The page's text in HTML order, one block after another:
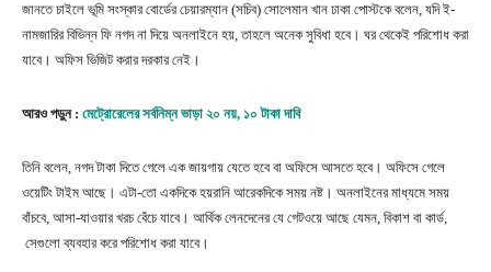
জানতে চাইলে ভূমি সংস্কার বোর্ডের চেয়ারম্যান (সচিব) সোলেমান খান ঢাকা পোস্টকে বলেন, যদি ই-
নামজারির বিভিন্ন ফি নগদ না দিয়ে অনলাইনে হয়, তাহলে অনেক সুবিধা হবে। ঘর থেকেই পরিশোধ করা
যাবে। অফিস ভিজিট করার দরকার নেই।
আরও পড়ুন : মেট্রোরেলের সর্বনিম্ন ভাড়া ২০ নয়, ১০ টাকা দাবি
তিনি বলেন, নগদ টাকা দিতে গেলে এক জায়গায় যেতে হবে বা অফিসে আসতে হবে। অফিসে গেলে
ওয়েটিং টাইম আছে। এটা-তো একদিকে হয়রানি আরেকদিকে সময় নষ্ট। অনলাইনের মাধ্যমে সময়
বাঁচবে, আসা-যাওয়ার খরচ বেঁচে যাবে। আর্থিক লেনদেনের যে গেটওয়ে আছে যেমন, বিকাশ বা কার্ড,
সেগুলো ব্যবহার করে পরিশোধ করা যাবে।